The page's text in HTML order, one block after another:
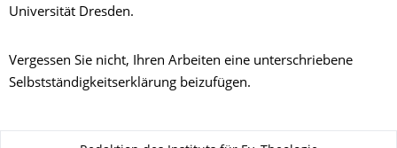
Universität Dresden.
Vergessen Sie nicht, Ihren Arbeiten eine unterschriebene
Selbstständigkeitserklärung beizufügen.
Zu dieser Seite